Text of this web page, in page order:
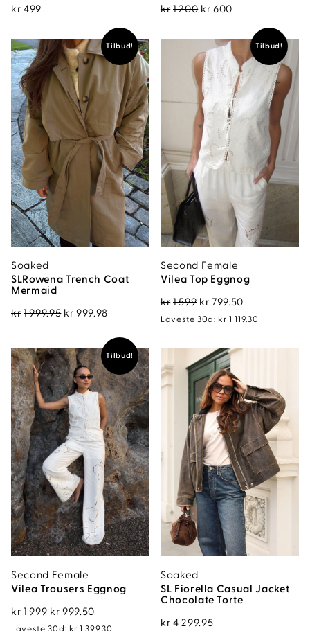
kr 499
kr1 200 Opprinnelig
var:
kr1
200.
kr 600
er:
kr600.
Tilbud!
Soaked
SLRowena Trench Coat
Mermaid
kr1 999.95 Opprinnelig
var:
kr1
999.95.
kr 999.98 Nåværende
er:
kr999.98.
Tilbud!
Second Female
Vilea Top Eggnog
kr1 599 Opprinnelig
pris
kr1
599.
kr 799.50
pris
kr799.50.
Laveste 30d: kr 1 119.30
Tilbud!
Second Female
Vilea Trousers Eggnog
kr1 999 Opprinnelig
pris
kr 999.50
pris
Laveste 30d: kr 1 399.30
Soaked
SL Fiorella Casual Jacket
Chocolate Torte
kr 4 299.95